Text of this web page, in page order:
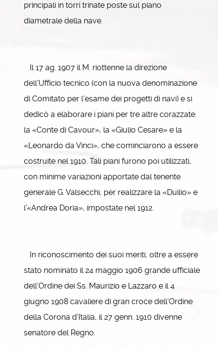
principali in torri trinate poste sul piano
diametrale della nave.
Il 17 ag. 1907 il M. riottenne la direzione
dell’Ufficio tecnico (con la nuova denominazione
di Comitato per l’esame dei progetti di navi) e si
dedicò a elaborare i piani per tre altre corazzate:
la «Conte di Cavour», la «Giulio Cesare» e la
«Leonardo da Vinci», che cominciarono a essere
costruite nel 1910. Tali piani furono poi utilizzati,
con minime variazioni apportate dal tenente
generale G. Valsecchi, per realizzare la «Duilio» e
l’«Andrea Doria», impostate nel 1912.
In riconoscimento dei suoi meriti, oltre a essere
stato nominato il 24 maggio 1906 grande ufficiale
dell’Ordine dei Ss. Maurizio e Lazzaro e il 4
giugno 1908 cavaliere di gran croce dell’Ordine
della Corona d’Italia, il 27 genn. 1910 divenne
senatore del Regno.